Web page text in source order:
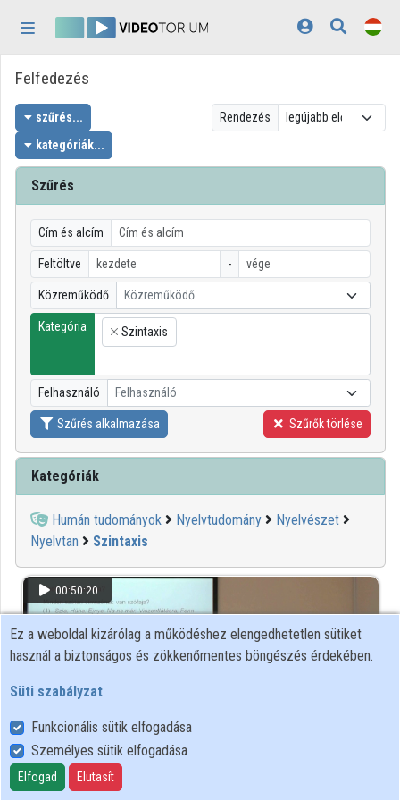
Kezdőlap
Bejelentkezés
Felfedezés
Kategóriák
Lejátszási listák
Intézmények
Közreműködők
világos
Felfedezés
szűrés...
kategóriák...
Rendezés
Szűrés
Cím és alcím
Feltöltve -
Közreműködő Közreműködő
Kategória
×
Szintaxis
Felhasználó Felhasználó
Szűrés alkalmazása Szűrők törlése
Kategóriák
Humán tudományok Nyelvtudomány
Nyelvészet
Nyelvtan
Szintaxis
00:50:20
Kenesei István - A szófajok meghatározásáról
Ez a weboldal kizárólag a működéshez elengedhetetlen sütiket
használ a biztonságos és zökkenőmentes böngészés érdekében.
Süti szabályzat
Funkcionális sütik elfogadása
Személyes sütik elfogadása
Elfogad Elutasít